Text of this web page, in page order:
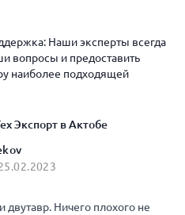
Наши эксперты всегда
вопросы и предоставить
наиболее подходящей
Экспорт в Актобе
двутавр. Ничего плохого не